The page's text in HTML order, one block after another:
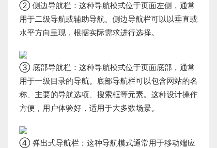
② 侧边导航栏：这种导航模式位于页面左侧，通常
用于二级导航或辅助导航。侧边导航栏可以以垂直或
水平方向呈现，根据实际需求进行选择。
③ 底部导航栏：这种导航模式位于页面底部，通常
用于一级目录的导航。底部导航栏可以包含网站的名
称、主要的导航选项、搜索框等元素。这种设计操作
方便，用户体验好，适用于大多数场景。
④ 弹出式导航栏：这种导航模式通常用于移动端应